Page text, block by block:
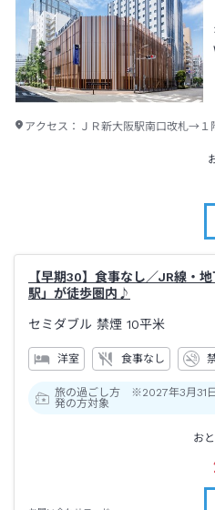
アクセス： ＪＲ新大阪駅南口改札→
【早期30】食事なし／JR線・
駅」が徒歩圏内♪
セミダブル 禁煙 10平米
洋室 食事なし
旅の過ごし方 ※2027年3月31
発の方対象
お